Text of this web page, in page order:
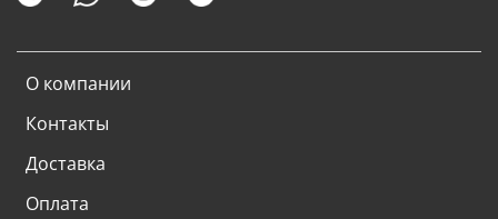
О компании
Контакты
Доставка
Оплата